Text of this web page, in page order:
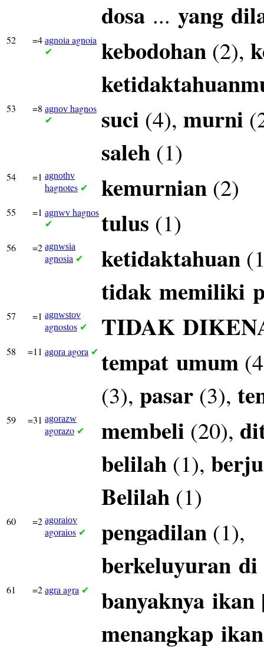
dosa ... yang
52 =4 agnoia agnoia
✔ kebodohan (2),
53 =8 agnov hagnos
✔ suci (4), murni
saleh (1)
54 =1 agnothv
hagnotes ✔ kemurnian (2)
55 =1 agnwv hagnos
✔ tulus (1)
56 =2 agnwsia
agnosia ✔ ketidaktahuan
tidak memiliki
57 =1 agnwstov
agnostos ✔ TIDAK
58 =11 agora agora ✔ tempat umum
(3), pasar (3),
59 =31 agorazw
agorazo ✔ membeli (20),
belilah (1),
Belilah (1)
60 =2 agoraiov
agoraios ✔ pengadilan (1),
berkeluyuran di
61 =2 agra agra ✔ banyaknya ikan
menangkap ikan